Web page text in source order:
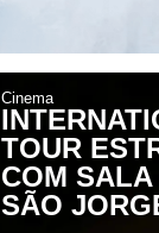
Cinema
TOUR
COM
SÃO